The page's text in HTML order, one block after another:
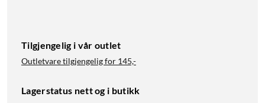
Tilgjengelig i vår outlet
Outletvare tilgjengelig for 145,-
Lagerstatus nett og i butikk